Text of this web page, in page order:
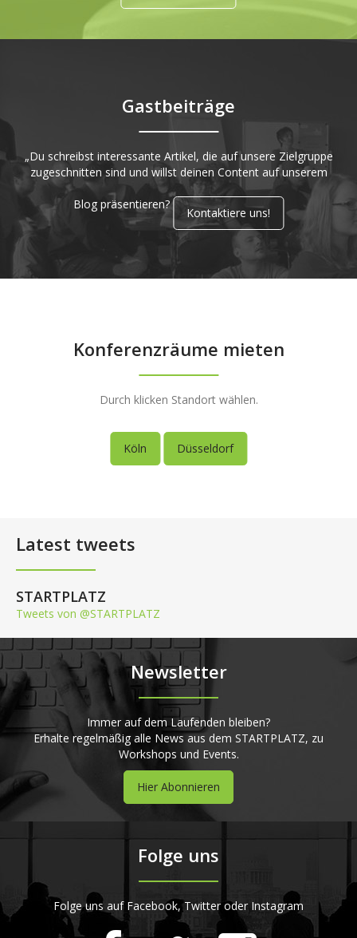
Gastbeiträge
„Du schreibst interessante Artikel, die auf unsere Zielgruppe
zugeschnitten sind und willst deinen Content auf unserem
Blog präsentieren?
Kontaktiere uns!
Konferenzräume mieten
Durch klicken Standort wählen.
Köln Düsseldorf
Latest tweets
STARTPLATZ
Tweets von @STARTPLATZ
Newsletter
Immer auf dem Laufenden bleiben?
Erhalte regelmäßig alle News aus dem STARTPLATZ, zu
Workshops und Events.
Hier Abonnieren
Folge uns
Folge uns auf Facebook, Twitter oder Instagram